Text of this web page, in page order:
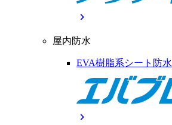
chevron_right
屋内防水
EVA樹脂系シート防水
chevron_right